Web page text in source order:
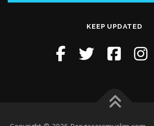
KEEP UPDATED